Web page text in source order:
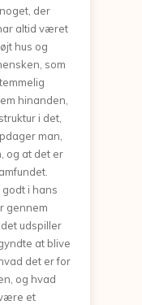
der
altid været
hus og
som
hinanden,
i det,
man,
og at det er
i hans
gennem
udspiller
at blive
det er for
og hvad
et